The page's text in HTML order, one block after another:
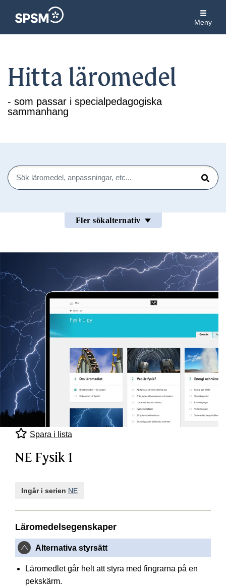
Meny
Hitta läromedel
- som passar i specialpedagogiska
sammanhang
Sök
Sök
Fler sökalternativ
Spara i lista
NE Fysik 1
Ingår i serien NE
Läromedelsegenskaper
Alternativa styrsätt
Läromedlet går helt att styra med fingrarna på en
pekskärm.